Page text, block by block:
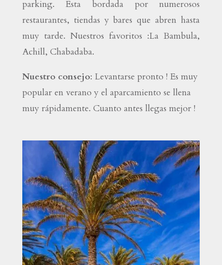
parking. Esta bordada por numerosos
restaurantes, tiendas y bares que abren hasta
muy tarde. Nuestros favoritos :La Bambula,
Achill, Chabadaba.
Nuestro consejo: Levantarse pronto ! Es muy
popular en verano y el aparcamiento se llena
muy rápidamente. Cuanto antes llegas mejor !